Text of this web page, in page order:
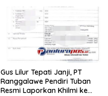
Gus Lilur Tepati Janji, PT
Ranggalawe Pendiri Tuban
Resmi Laporkan Khilmi ke